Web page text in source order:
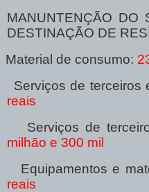
MANUNTENÇÃO DO
DESTINAÇÃO DE
Material de consumo:
Serviços de terceiros
reais
Serviços de
milhão e 300 mil
Equipamentos e
reais